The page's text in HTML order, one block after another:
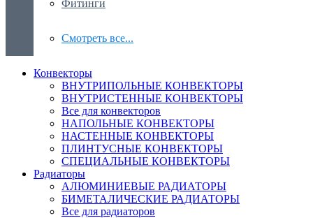
Фитинги
Смотреть все...
Конвекторы
ВНУТРИПОЛЬНЫЕ КОНВЕКТОРЫ
ВНУТРИСТЕННЫЕ КОНВЕКТОРЫ
Все для конвекторов
НАПОЛЬНЫЕ КОНВЕКТОРЫ
НАСТЕННЫЕ КОНВЕКТОРЫ
ПЛИНТУСНЫЕ КОНВЕКТОРЫ
СПЕЦИАЛЬНЫЕ КОНВЕКТОРЫ
Радиаторы
АЛЮМИНИЕВЫЕ РАДИАТОРЫ
БИМЕТАЛИЧЕСКИЕ РАДИАТОРЫ
Все для радиаторов